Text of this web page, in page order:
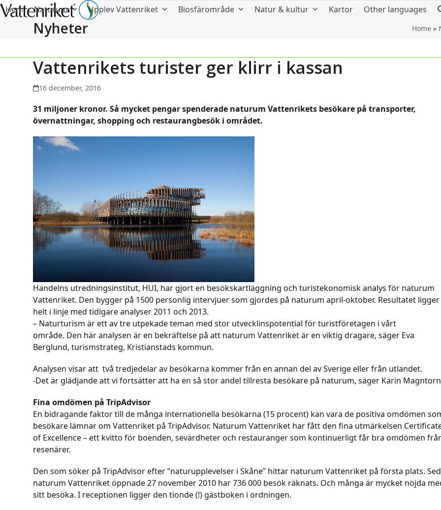
Hem Naturum Upplev Vattenriket Biosfärområde Natur & kultur Kartor Other languages
Nyheter Home»
Vattenrikets turister ger klirr i kassan
16 december, 2016
31 miljoner kronor. Så mycket pengar spenderade naturum Vattenrikets besökare på transporter,
övernattningar, shopping och restaurangbesök i området.
Handelns utredningsinstitut, HUI, har gjort en besökskartläggning och turistekonomisk analys för naturum
Vattenriket. Den bygger på 1500 personlig intervjuer som gjordes på naturum april-oktober. Resultatet ligger
helt i linje med tidigare analyser 2011 och 2013.
– Naturturism är ett av tre utpekade teman med stor utvecklinspotential för turistföretagen i vårt
område. Den här analysen är en bekräftelse på att naturum Vattenriket är en viktig dragare, säger Eva
Berglund, turismstrateg, Kristianstads kommun.
Analysen visar att två tredjedelar av besökarna kommer från en annan del av Sverige eller från utlandet.
-Det är glädjande att vi fortsätter att ha en så stor andel tillresta besökare på naturum, säger Karin
Fina omdömen på TripAdvisor
En bidragande faktor till de många internationella besökarna (15 procent) kan vara de positiva omdömen
besökare lämnar om Vattenriket på TripAdvisor. Naturum Vattenriket har fått den fina utmärkelsen
of Excellence – ett kvitto för boenden, sevärdheter och restauranger som kontinuerligt får bra omdömen
resenärer.
Den som söker på TripAdvisor efter ”naturupplevelser i Skåne” hittar naturum Vattenriket på första plats.
naturum Vattenriket öppnade 27 november 2010 har 736 000 besök räknats. Och många är mycket nöjda
sitt besöka. I receptionen ligger den tionde (!) gästboken i ordningen.